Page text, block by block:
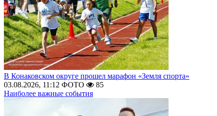
В Конаковском округе прошел марафон «Земля спорта»
03.08.2026, 11:12 ФОТО
85
Наиболее важные события